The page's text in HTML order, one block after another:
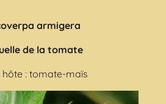
armigera
de la tomate
hôte : tomate-maïs